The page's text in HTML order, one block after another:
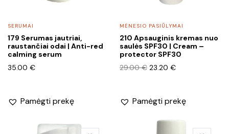
SERUMAI
179 Serumas jautriai,
raustančiai odai | Anti-red
calming serum
35.00 €
Pamėgti prekę
MĖNESIO PASIŪLYMAI
210 Apsauginis kremas nuo
saulės SPF30 | Cream –
protector SPF30
29.00€ Original
29.00 €.
23.20 €Current
23.20 €.
Pamėgti prekę